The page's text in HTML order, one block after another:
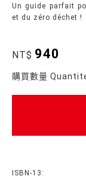
Un guide parfait
et du zéro déchet !
NT$ 940
購買數量
ISBN-13: